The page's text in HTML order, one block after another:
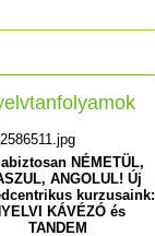
NÉMETÜL,
ANGOLUL! Új
kurzusaink:
KÁVÉZÓ és
TANDEM